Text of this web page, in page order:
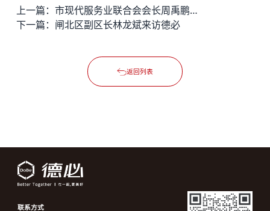
上一篇：
市现代服务业联合会会长周禹鹏赴易园.徐汇视察
下一篇： 闸北区副区长林龙斌来访德必
返回列表
联系方式